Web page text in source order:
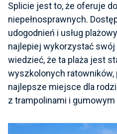
Splicie jest to, że oferuje
niepełnosprawnych.
udogodnień i usług
najlepiej wykorzystać
wiedzieć, że ta plaża jest
wyszkolonych
najlepsze miejsce dla
z trampolinami i